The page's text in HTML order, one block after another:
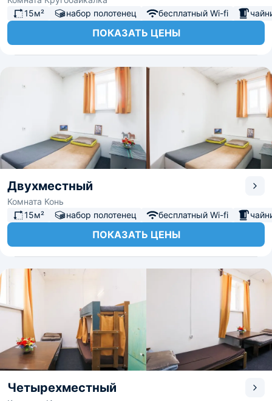
15м²
набор полотенец бесплатный Wi-fi
ПОКАЗАТЬ ЦЕНЫ
Двухместный
Комната Конь
15м²
набор полотенец бесплатный Wi-fi
ПОКАЗАТЬ ЦЕНЫ
Четырехместный